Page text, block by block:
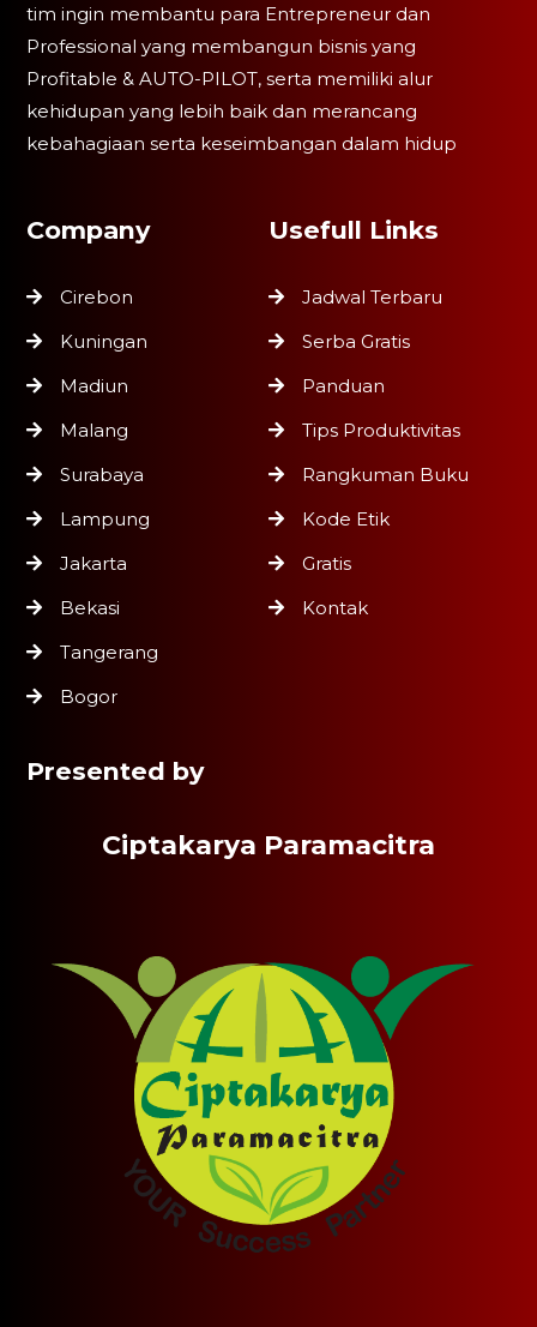
tim ingin membantu para Entrepreneur dan
Professional yang membangun bisnis yang
Profitable & AUTO-PILOT, serta memiliki alur
kehidupan yang lebih baik dan merancang
kebahagiaan serta keseimbangan dalam hidup
Company
Cirebon
Kuningan
Madiun
Malang
Surabaya
Lampung
Jakarta
Bekasi
Tangerang
Bogor
Usefull Links
Jadwal Terbaru
Serba Gratis
Panduan
Tips Produktivitas
Rangkuman Buku
Kode Etik
Gratis
Kontak
Presented by
Ciptakarya Paramacitra